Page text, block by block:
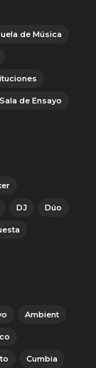
de Música
Sala de Ensayo
DJ Dúo
Ambient
Cumbia